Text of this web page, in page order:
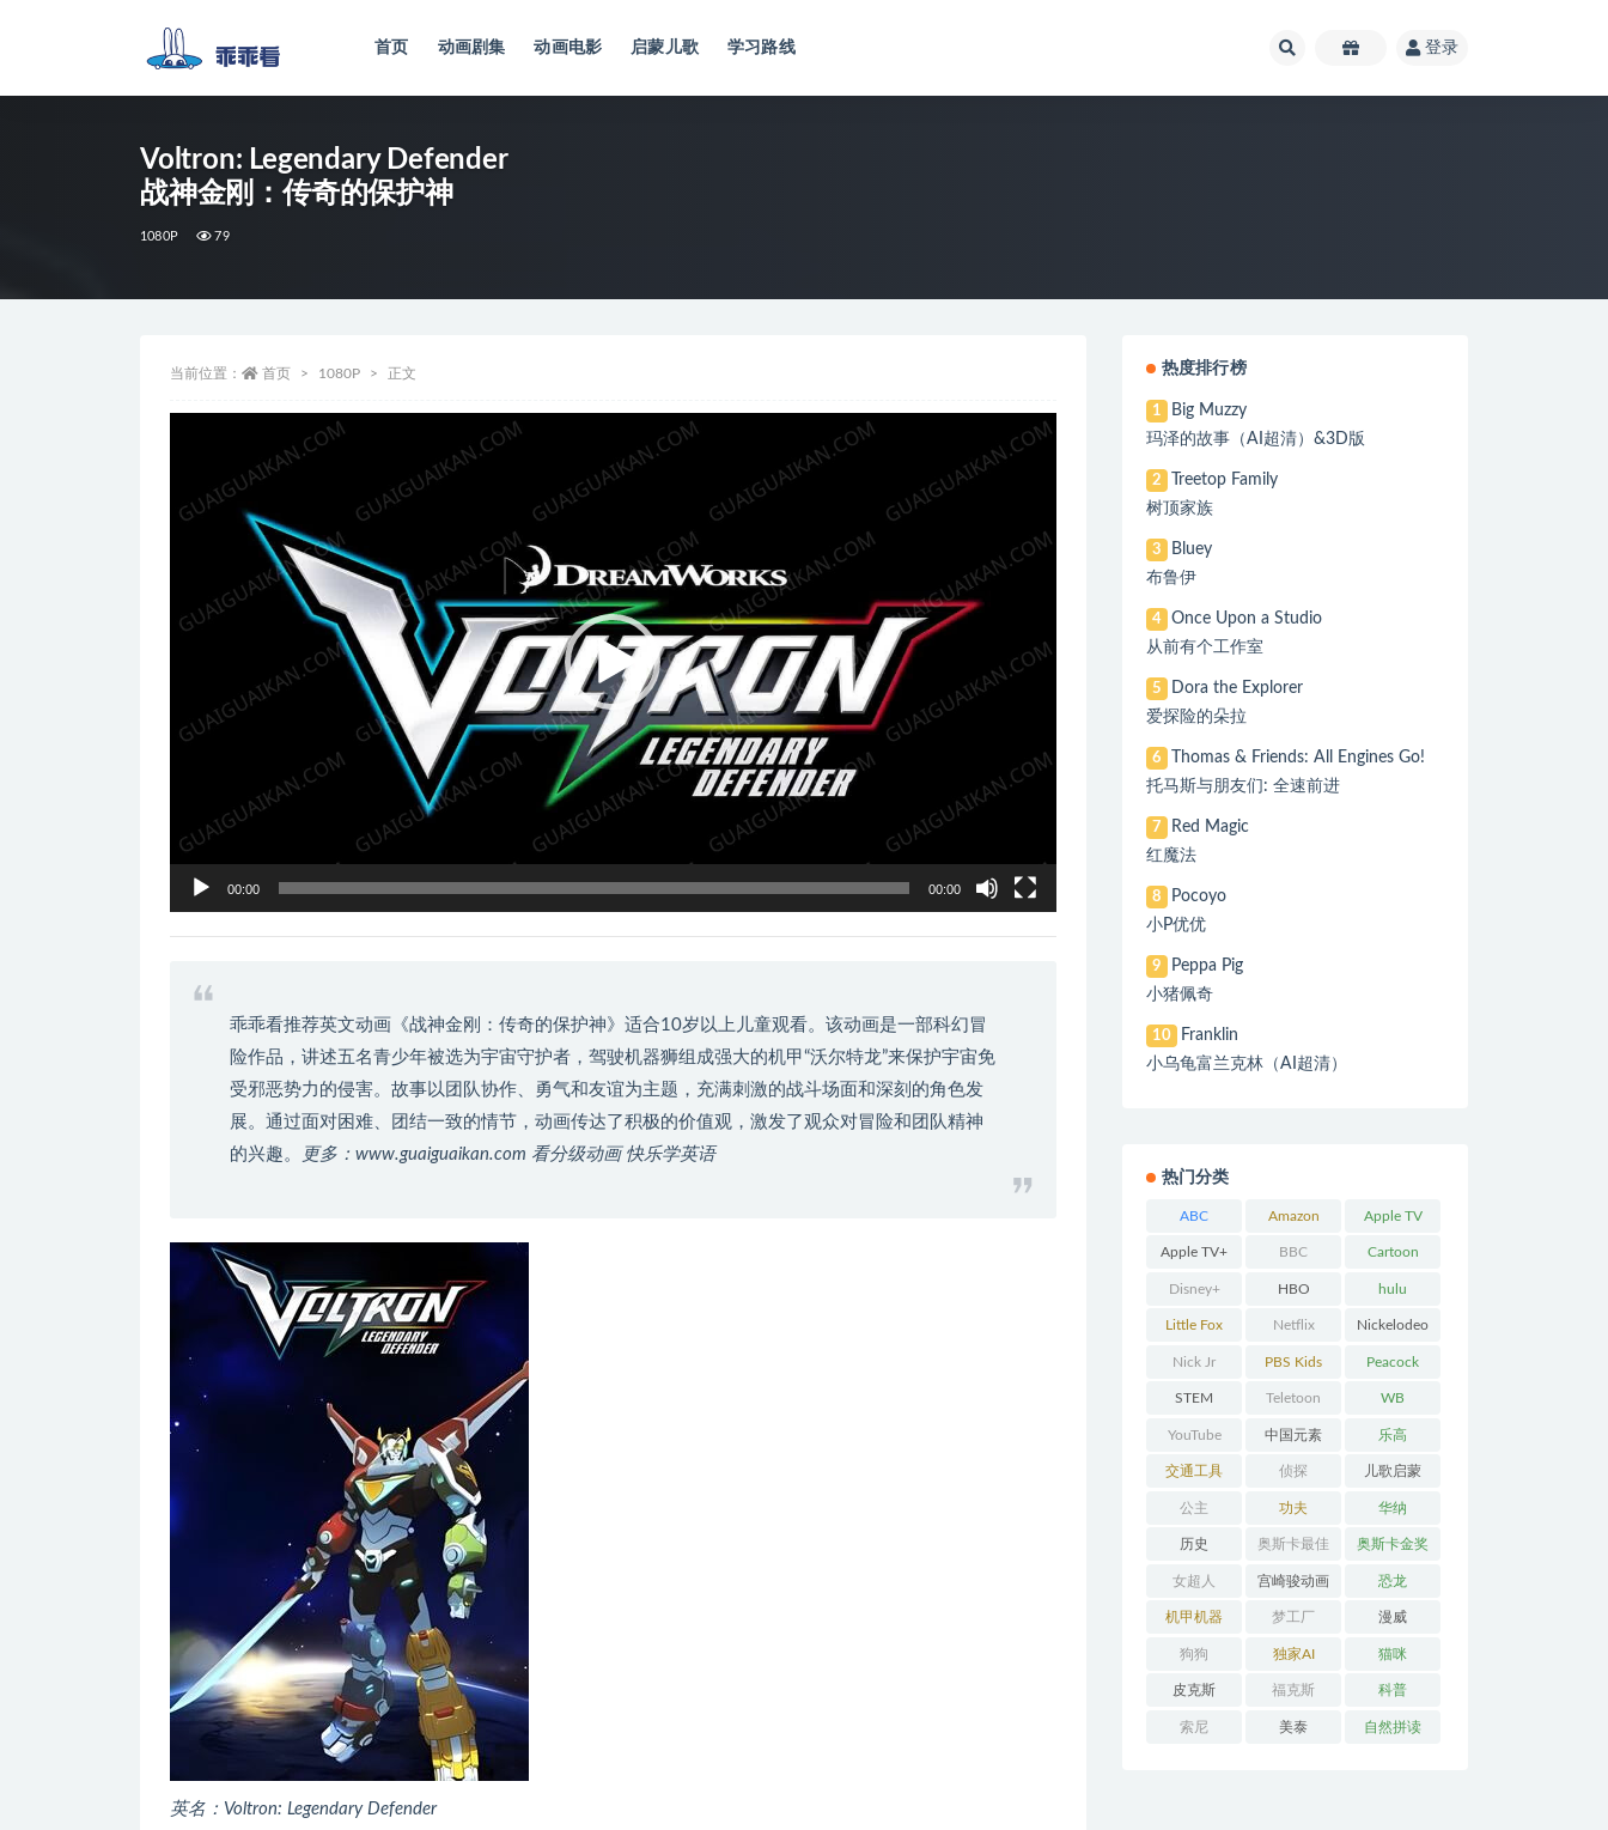
首页 动画剧集 动画电影 启蒙儿歌 学习路线 登录
Voltron: Legendary Defender
战神金刚：传奇的保护神
1080P 79
当前位置： 首页 1080P 正文
放
00:00 00:00
乖乖看推荐英文动画《战神金刚：传奇的保护神》适合10岁以上儿童观看。该动画是一部科幻冒
险作品，讲述五名青少年被选为宇宙守护者，驾驶机器狮组成强大的机甲“沃尔特龙”来保护宇宙免
受邪恶势力的侵害。故事以团队协作、勇气和友谊为主题，充满刺激的战斗场面和深刻的角色发
展。通过面对困难、团结一致的情节，动画传达了积极的价值观，激发了观众对冒险和团队精神
的兴趣。
更多：www.guaiguaikan.com 看分级动画 快乐学英语
英名：Voltron: Legendary Defender
热度排行榜
1
Big Muzzy
玛泽的故事（AI超清）&3D版
2
Treetop Family
树顶家族
3
Bluey
布鲁伊
4
Once Upon a Studio
从前有个工作室
5
Dora the Explorer
爱探险的朵拉
6
Thomas & Friends: All Engines Go!
托马斯与朋友们: 全速前进
7
Red Magic
红魔法
8
Pocoyo
小P优优
9
Peppa Pig
小猪佩奇
10
Franklin
小乌龟富兰克林（AI超清）
热门分类
ABC Amazon
Prime
Apple TV
Apple TV+ BBC Cartoon
Network
Disney+ HBO hulu
Little Fox Netflix Nickelodeo
n
Nick Jr PBS Kids Peacock
STEM Teletoon WB
YouTube 中国元素 乐高
交通工具 侦探 儿歌启蒙
公主 功夫 华纳
历史 奥斯卡最佳
动画
奥斯卡金奖
女超人 宫崎骏动画 恐龙
机甲机器 梦工厂 漫威
狗狗 独家AI 猫咪
皮克斯 福克斯 科普
索尼 美泰 自然拼读